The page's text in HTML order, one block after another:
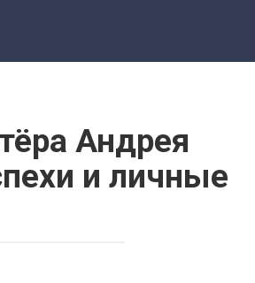
Андрея
и личные